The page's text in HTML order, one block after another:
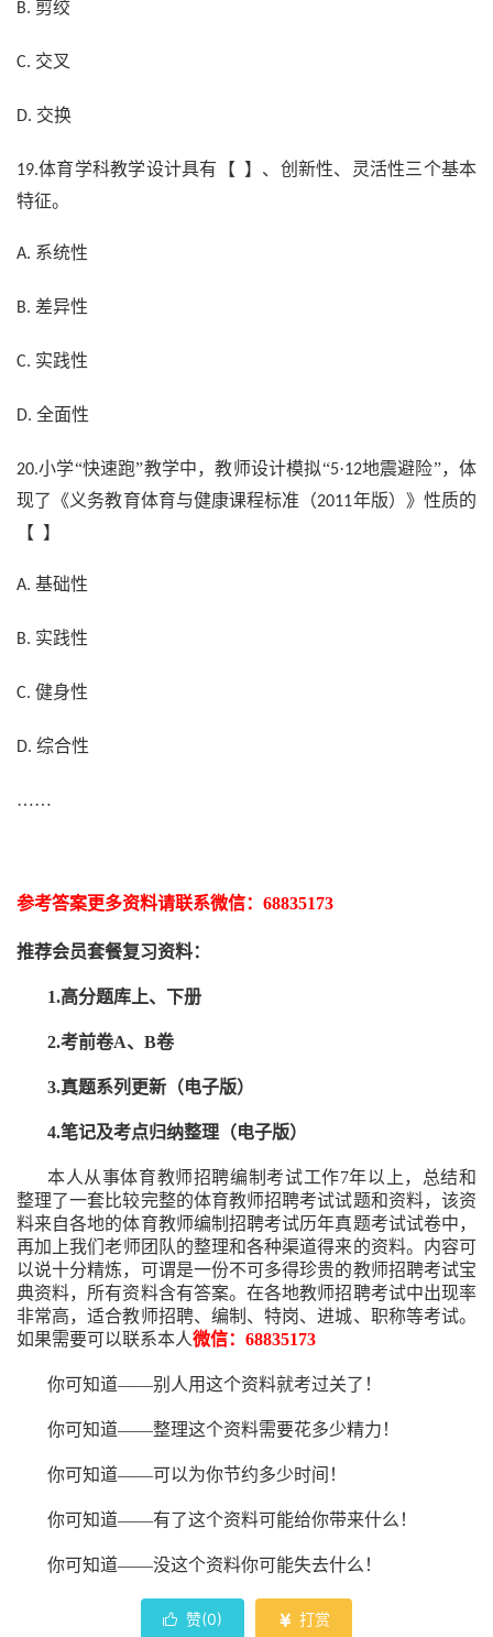
B. 剪绞
C. 交叉
D. 交换
19.体育学科教学设计具有【 】、创新性、灵活性三个基本
特征。
A. 系统性
B. 差异性
C. 实践性
D. 全面性
20.小学“快速跑”教学中，教师设计模拟“5·12地震避险”，体
现了《义务教育体育与健康课程标准（2011年版）》性质的
【 】
A. 基础性
B. 实践性
C. 健身性
D. 综合性
……
参考答案更多资料请联系微信： 68835173
推荐会员套餐复习资料：
1.高分题库上、下册
2.考前卷A、B卷
3.真题系列更新（电子版）
4.笔记及考点归纳整理（电子版）
本人从事体育教师招聘编制考试工作7年以上，总结和
整理了一套比较完整的体育教师招聘考试试题和资料，该资
料来自各地的体育教师编制招聘考试历年真题考试试卷中，
再加上我们老师 团队的整理和各种渠道得来的资料。内容可
以说十分精炼，可谓是一份不可多得珍贵的教师招聘考试宝
典资料，所有资料含有答案。在各地教师招聘考试中出现率
非常高，适合教师招聘、编制、特岗、进城、职称等考试。
如果需要可以联系本人微信：68835173
你可知道——别人用这个资料就考过关了！
你可知道——整理这个资料需要花多少精力 ！
你可知道——可以为你节约多少时间！
你可知道——有了这个资料可能给你带来什么！
你可知道——没这个资料你可能失去什么 ！
 赞(0)  打赏